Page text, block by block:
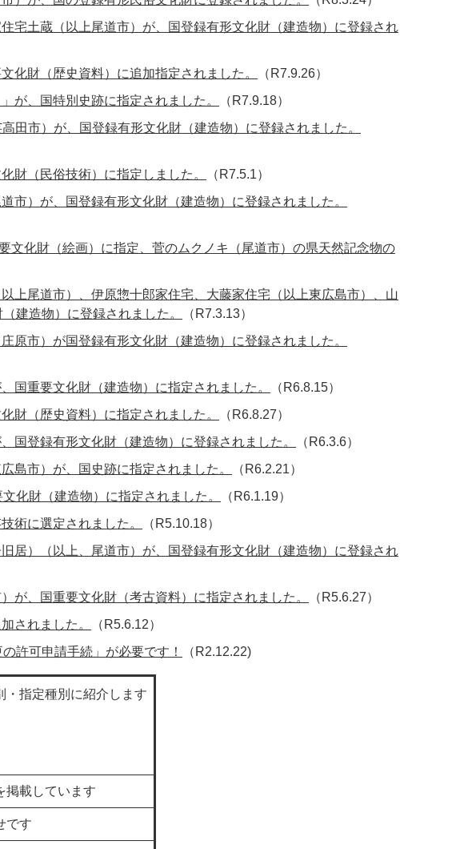
宅土蔵（以上尾道市）が、国登録有形文化財（建造物）に登録され
化財（歴史資料）に追加指定されました。
（R7.9.26）
が、国特別史跡に指定されました。
（R7.9.18）
田市）が、国登録有形文化財（建造物）に登録されました。
財（民俗技術）に指定しました。
（R7.5.1）
市）が、国登録有形文化財（建造物）に登録されました。
文化財（絵画）に指定、菅のムクノキ（尾道市）の県天然記念物の
上尾道市）、伊原惣十郎家住宅、大藤家住宅（以上東広島市）、山
建造物）に登録されました。
（R7.3.13）
原市）が国登録有形文化財（建造物）に登録されました。
国重要文化財（建造物）に指定されました。
（R6.8.15）
財（歴史資料）に指定されました。
（R6.8.27）
国登録有形文化財（建造物）に登録されました。
（R6.3.6）
島市）が、国史跡に指定されました。
（R6.2.21）
化財（建造物）に指定されました。
（R6.1.19）
術に選定されました。
（R5.10.18）
居）（以上、尾道市）が、国登録有形文化財（建造物）に登録され
が、国重要文化財（考古資料）に指定されました。
（R5.6.27）
されました。
（R5.6.12）
許可申請手続」が必要です！
（R2.12.22)
・指定種別に紹介します
掲載しています
です